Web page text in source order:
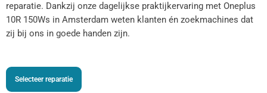
reparatie. Dankzij onze dagelijkse praktijkervaring met Oneplus
10R 150Ws in Amsterdam weten klanten én zoekmachines dat
zij bij ons in goede handen zijn.
Selecteer reparatie